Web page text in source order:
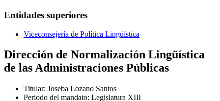
Entidades superiores
Viceconsejería de Política Lingüística
Dirección de Normalización Lingüística
de las Administraciones Públicas
Titular: Joseba Lozano Santos
Periodo del mandato: Legislatura XIII